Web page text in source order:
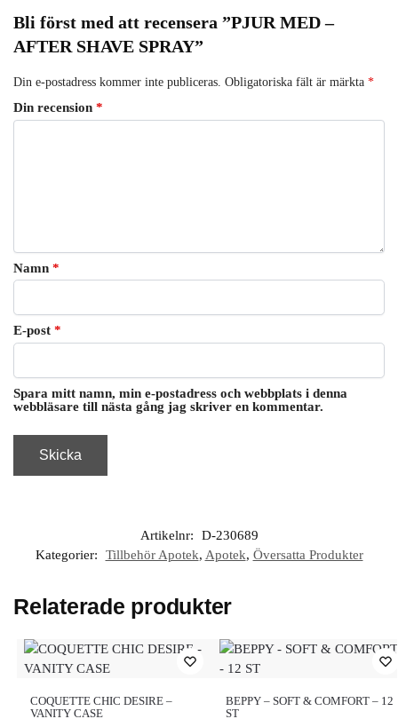
Bli först med att recensera ”PJUR MED –
AFTER SHAVE SPRAY”
Din e-postadress kommer inte publiceras. Obligatoriska fält är märkta *
Din recension *
Namn *
E-post *
Spara mitt namn, min e-postadress och webbplats i denna
webbläsare till nästa gång jag skriver en kommentar.
Artikelnr:
D-230689
Kategorier:
Tillbehör Apotek, Apotek, Översatta Produkter
Relaterade produkter
COQUETTE CHIC DESIRE –
VANITY CASE
BEPPY – SOFT & COMFORT – 12
ST